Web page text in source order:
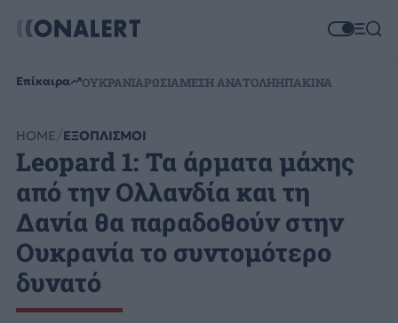
Επίκαιρα ΟΥΚΡΑΝΙΑΡΩΣΙΑΜΕΣΗ ΑΝΑΤΟΛΗΗΠΑΚΙΝΑ
HOME ΕΞΟΠΛΙΣΜΟΙ
Leopard 1: Τα άρματα μάχης
από την Ολλανδία και τη
Δανία θα παραδοθούν στην
Ουκρανία το συντομότερο
δυνατό